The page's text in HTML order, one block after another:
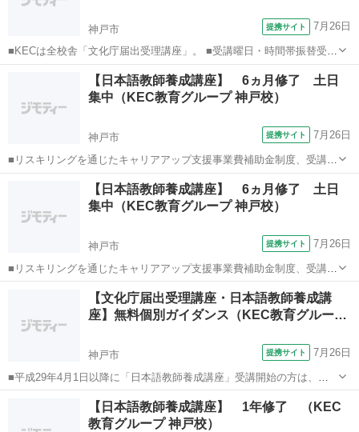
神戸市 提携サイト 7月26日
■KECは全校舎「文化庁届出受理講座」。 ■受講曜日・時間帯振替受
講、校舎間振替受講、休学制度、動画視聴（基礎理論）と資格への万
全なフォロー体制。 ■3年間無料再履修システム：入学から3年以内は
何度でも無料で再履修が可能（基...
その他
【日本語教師養成講座】 6ヵ月修了 土日
集中（KEC教育グループ 神戸校）
神戸市 提携サイト 7月26日
■リスキリングを通じたキャリアアップ支援事業費補助金制度、受講費
用の最大70％還付（要件有、詳細はお尋ねください ■KECは全校舎
「文化庁届出受理講座」。 ■受講曜日・時間帯振替受講、校舎間振替
受講、休学制度、動画視聴（基礎...
その他
【日本語教師養成講座】 6ヵ月修了 土日
集中（KEC教育グループ 神戸校）
神戸市 提携サイト 7月26日
■リスキリングを通じたキャリアアップ支援事業費補助金制度、受講費
用の最大70％還付（要件有、詳細はお尋ねください ■KECは全校舎
「文化庁届出受理講座」。 ■受講曜日・時間帯振替受講、校舎間振替
受講、休学制度、動画視聴（基礎...
その他
【文化庁届出受理講座・日本語教師養成講
座】無料個別ガイダンス（KEC教育グルー…
神戸市 提携サイト 7月26日
■平成29年4月1日以降に「日本語教師養成講座」受講開始の方は、そ
の講座内容が文化庁に認められた「文化庁届出受理講座」であること
が必要です。KECなら全校舎で届出受理講座が受講できます。 資格を
取り、国内、海外の日本語教師...
その他
【日本語教師養成講座】 1年修了 （KEC
教育グループ 神戸校）